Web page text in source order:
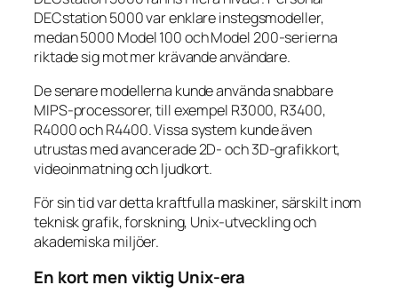
DECstation 5000 var enklare instegsmodeller,
medan 5000 Model 100 och Model 200-serierna
riktade sig mot mer krävande användare.
De senare modellerna kunde använda snabbare
MIPS-processorer, till exempel R3000, R3400,
R4000 och R4400. Vissa system kunde även
utrustas med avancerade 2D- och 3D-grafikkort,
videoinmatning och ljudkort.
För sin tid var detta kraftfulla maskiner, särskilt inom
teknisk grafik, forskning, Unix-utveckling och
akademiska miljöer.
En kort men viktig Unix-era